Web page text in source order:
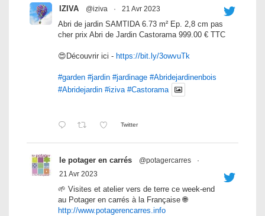
IZIVA @iziva · 21 Avr 2023
Abri de jardin SAMTIDA 6.73 m² Ep. 2,8 cm pas
cher prix Abri de Jardin Castorama 999.00 € TTC
😍Découvrir ici - https://bit.ly/3owvuTk
#garden #jardin #jardinage #Abridejardinenbois
#Abridejardin #iziva #Castorama
Twitter
le potager en carrés @potagercarres
·
21 Avr 2023
🌱 Visites et atelier vers de terre ce week-end
au Potager en carrés à la Française 🌐
http://www.potagerencarres.info